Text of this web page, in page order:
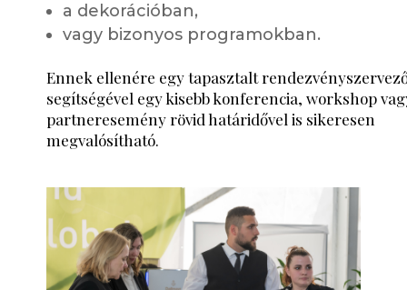
a dekorációban,
vagy bizonyos programokban.
Ennek ellenére egy tapasztalt
segítségével egy kisebb konferencia, workshop
partneresemény rövid határidővel is sikeresen
megvalósítható.